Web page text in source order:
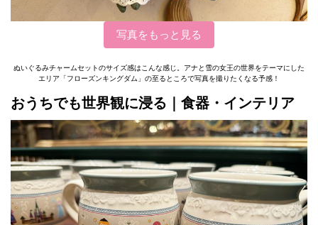
写真をもっと見る
ぬいぐるみチャームセットのサイズ感はこんな感じ。アナと雪の女王の世界をテーマにした
エリア「フローズンキングダム」の至るところで写真を撮りたくなる予感！
おうちでも世界観に浸る｜食器・インテリア